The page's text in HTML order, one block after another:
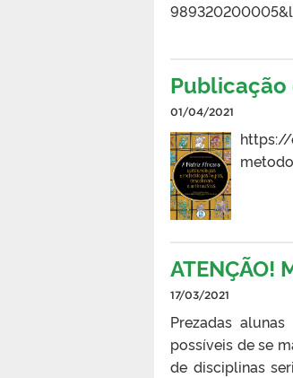
Publicação
01/04/2021
17/03/2021
Prezadas
possíveis de se
de disciplinas